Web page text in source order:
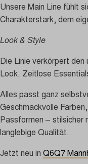
Unsere Main Line fühlt
Charakterstark, dem
Look & Style
Die Linie verkörpert den
Look. Zeitlose
Alles passt ganz
Geschmackvolle
Passformen – stilsicher
langlebige Qualität.
Jetzt neu in Q6Q7